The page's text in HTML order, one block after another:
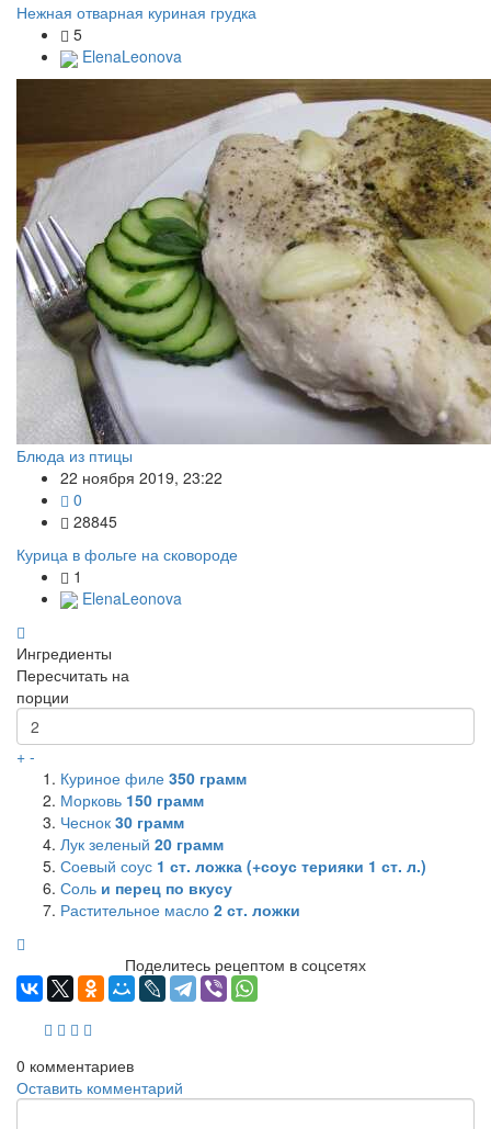
Нежная отварная куриная грудка
5
ElenaLeonova
Блюда из птицы
22 ноября 2019, 23:22
0
28845
Курица в фольге на сковороде
1
ElenaLeonova
Ингредиенты
Пересчитать на
порции
+ -
Куриное филе 350 грамм
Морковь 150 грамм
Чеснок 30 грамм
Лук зеленый 20 грамм
Соевый соус 1 ст. ложка (+соус терияки 1 ст. л.)
Соль и перец по вкусу
Растительное масло 2 ст. ложки
Поделитесь рецептом в соцсетях
0 комментариев
Оставить комментарий